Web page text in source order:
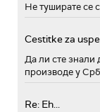
Не туширате се
Cestitke za
Да ли сте знали
производе у
Re: Eh...